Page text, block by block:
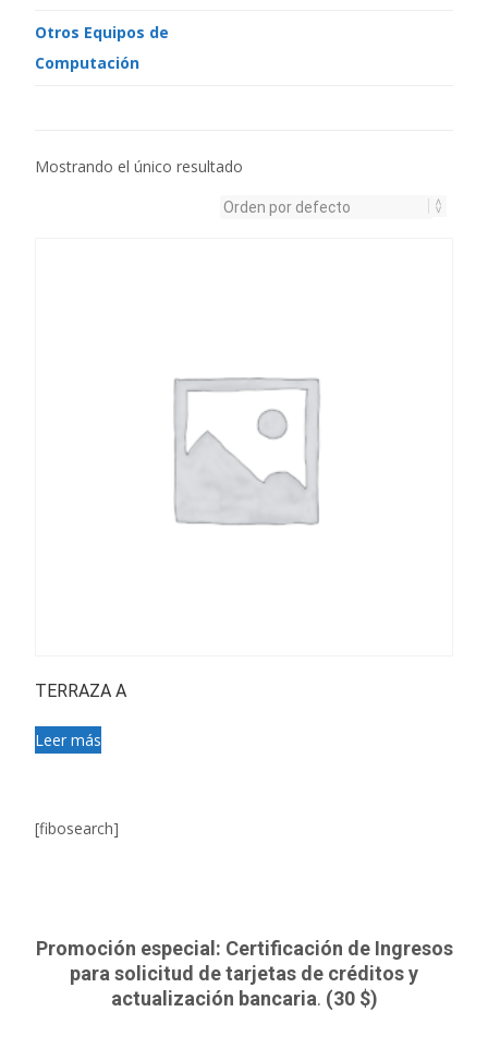
Otros Equipos de
Computación
Mostrando el único resultado
TERRAZA A
Leer más
[fibosearch]
Promoción especial: Certificación de Ingresos
para solicitud de tarjetas de créditos y
actualización bancaria. (30 $)